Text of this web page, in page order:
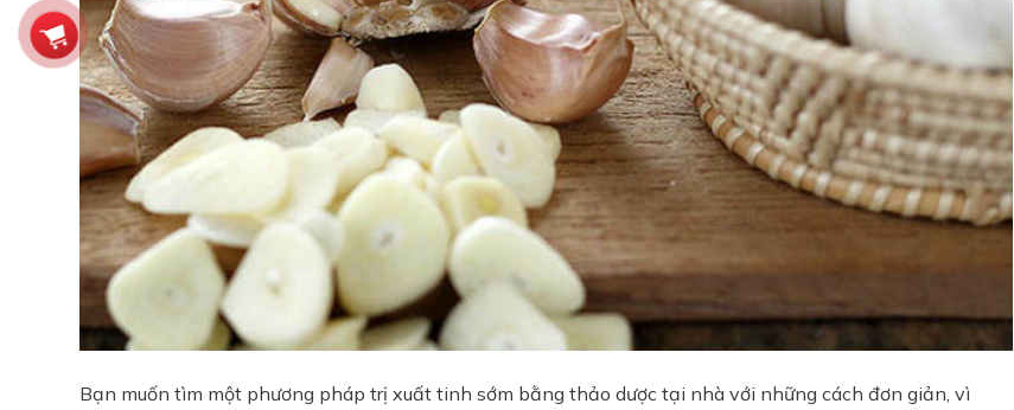
Bạn muốn tìm một phương pháp trị xuất tinh sớm bằng thảo dược tại nhà với những cách đơn giản, vì